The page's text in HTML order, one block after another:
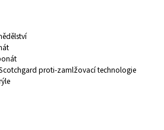
proti-zamlžovací technologie